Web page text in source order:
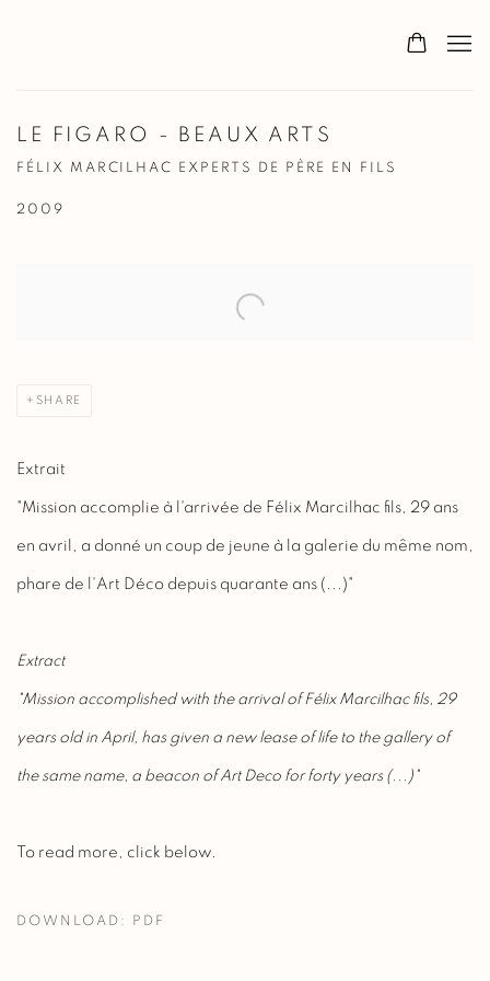
LE FIGARO - BEAUX ARTS
FÉLIX MARCILHAC EXPERTS DE PÈRE EN FILS
2009
SHARE
Extrait
"Mission accomplie à l'arrivée de Félix Marcilhac fils, 29 ans
en avril, a donné un coup de jeune à la galerie du même nom,
phare de l'Art Déco depuis quarante ans (...)"
Extract
"Mission accomplished with the arrival of Félix Marcilhac fils, 29
years old in April, has given a new lease of life to the gallery of
the same name, a beacon of Art Deco for forty years (...)"
To read more, click below.
DOWNLOAD: PDF